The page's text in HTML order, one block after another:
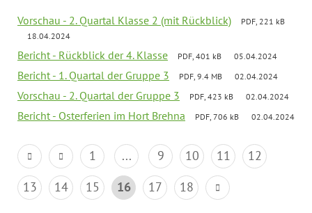
Vorschau - 2. Quartal Klasse 2 (mit Rückblick)
PDF, 221 kB
18.04.2024
Bericht - Rückblick der 4. Klasse PDF, 401 kB 05.04.2024
Bericht - 1. Quartal der Gruppe 3 PDF, 9.4 MB 02.04.2024
Vorschau - 2. Quartal der Gruppe 3 PDF, 423 kB 02.04.2024
Bericht - Osterferien im Hort Brehna PDF, 706 kB 02.04.2024
1 ... 9 10 11
12
13
14 15 16 17 18